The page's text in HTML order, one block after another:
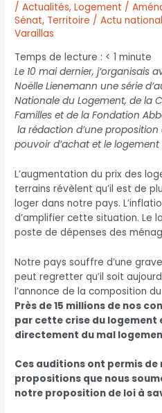
/Actualités,Logement /
Sénat, Territoire / Actu
Varaillas
Temps de lecture : < 1 minute
Le 10 mai dernier, j’organisais
Noëlle Lienemann une série
Nationale du Logement, de la
Familles et de la Fondation
la rédaction d’une
pouvoir d’achat et le logement
L’augmentation du prix des
terrains révèlent qu’il est de
loger dans notre pays.
d’amplifier cette situation. Le
poste de dépenses des
Notre pays souffre d’une
peut regretter qu’il soit
l’annonce de la composition
Près de 15 millions de nos
par cette crise du logement
directement du mal
Ces auditions ont permis
propositions que nous
notre proposition de loi à